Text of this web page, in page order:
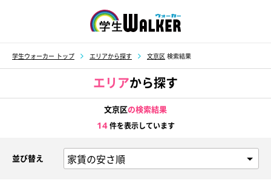
学生ウォーカー トップ エリアから探す 文京区 検索結果
エリアから探す
文京区の検索結果
14件を表示しています
並び替え